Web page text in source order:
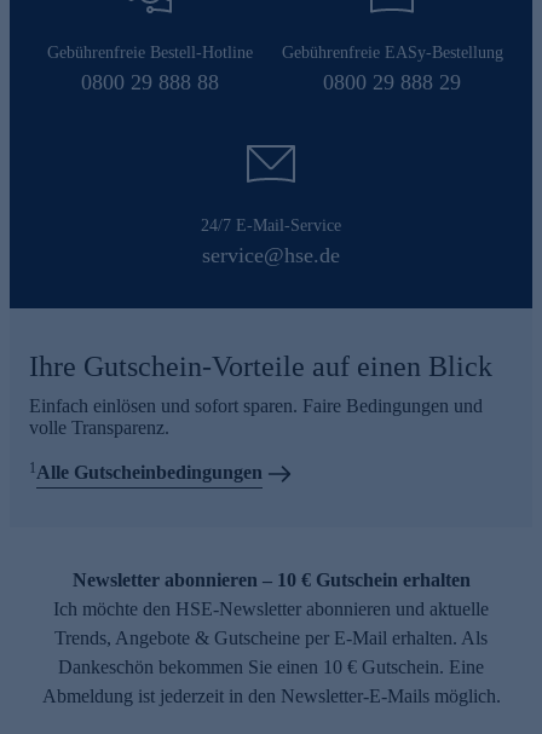
Gebührenfreie Bestell-Hotline
0800 29 888 88
Gebührenfreie EASy-Bestellung
0800 29 888 29
24/7 E-Mail-Service
service@hse.de
Ihre Gutschein-Vorteile auf einen Blick
Einfach einlösen und sofort sparen. Faire Bedingungen und
volle Transparenz.
1Alle Gutscheinbedingungen
Newsletter abonnieren – 10 € Gutschein erhalten
Ich möchte den HSE-Newsletter abonnieren und aktuelle
Trends, Angebote & Gutscheine per E-Mail erhalten. Als
Dankeschön bekommen Sie einen 10 € Gutschein. Eine
Abmeldung ist jederzeit in den Newsletter-E-Mails möglich.